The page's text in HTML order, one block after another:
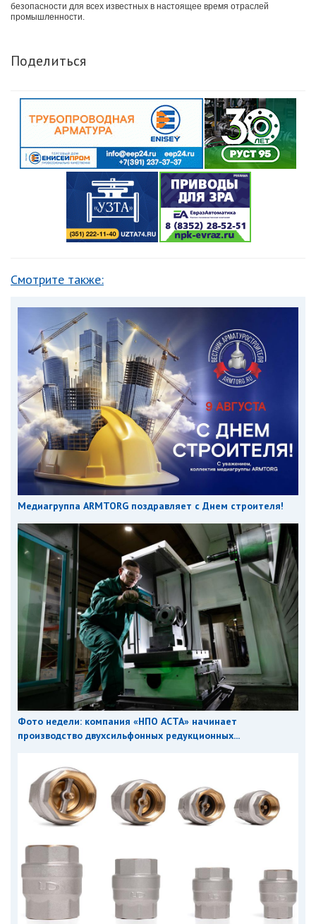
безопасности для всех известных в настоящее время отраслей
промышленности.
Поделиться
Смотрите также:
Медиагруппа ARMTORG поздравляет с Днем строителя!
Фото недели: компания «НПО АСТА» начинает
производство двухсильфонных редукционных...